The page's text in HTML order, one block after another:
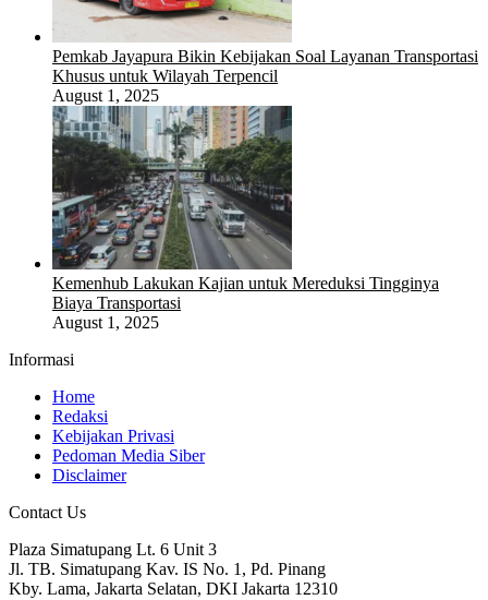
Pemkab Jayapura Bikin Kebijakan Soal Layanan Transportasi
Khusus untuk Wilayah Terpencil
August 1, 2025
Kemenhub Lakukan Kajian untuk Mereduksi Tingginya
Biaya Transportasi
August 1, 2025
Informasi
Home
Redaksi
Kebijakan Privasi
Pedoman Media Siber
Disclaimer
Contact Us
Plaza Simatupang Lt. 6 Unit 3
Jl. TB. Simatupang Kav. IS No. 1, Pd. Pinang
Kby. Lama, Jakarta Selatan, DKI Jakarta 12310